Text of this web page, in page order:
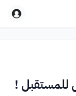
للمستقبل !